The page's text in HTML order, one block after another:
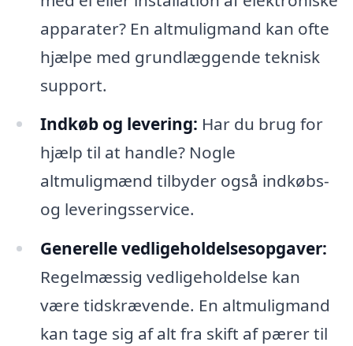
apparater? En altmuligmand kan ofte
hjælpe med grundlæggende teknisk
support.
Indkøb og levering: Har du brug for
hjælp til at handle? Nogle
altmuligmænd tilbyder også indkøbs-
og leveringsservice.
Generelle vedligeholdelsesopgaver:
Regelmæssig vedligeholdelse kan
være tidskrævende. En altmuligmand
kan tage sig af alt fra skift af pærer til